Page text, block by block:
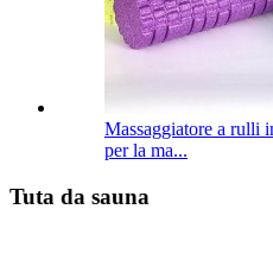
Massaggiatore a rulli
per la ma...
Tuta da sauna